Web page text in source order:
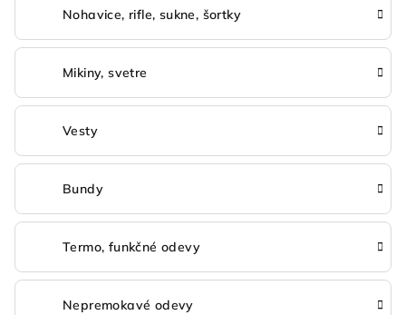
Nohavice, rifle, sukne, šortky
Mikiny, svetre
Vesty
Bundy
Termo, funkčné odevy
Nepremokavé odevy